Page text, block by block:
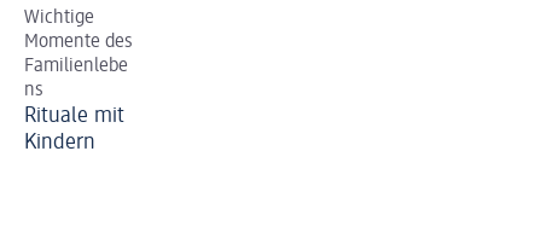
Wichtige
Momente des
Familienlebe
ns
Rituale mit
Kindern